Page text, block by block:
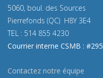
5060, boul. des Sources
Pierrefonds (QC) H8Y 3E4
TEL : 514 855 4230
Courrier interne CSMB : #295
Contactez notre équipe